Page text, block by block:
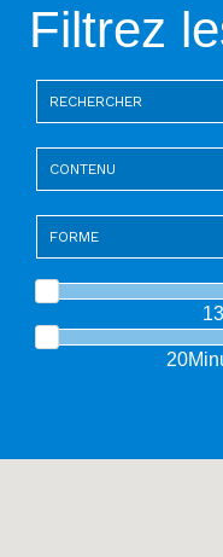
Filtrez